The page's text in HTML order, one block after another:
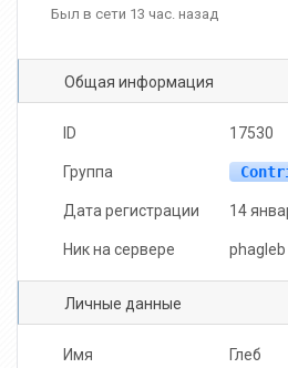
appppppp Mashenqaaa
qipart
Был в сети 13 час. назад
Общая информация
ID 17530
Группа
Дата регистрации 14
Ник на сервере phagleb
Личные данные
Имя Глеб